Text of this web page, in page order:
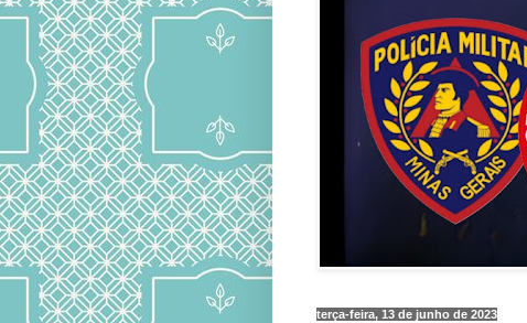
terça-feira, 13 de junho de 2023